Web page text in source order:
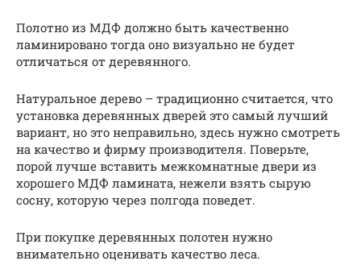
Полотно из МДФ должно быть качественно
ламинировано тогда оно визуально не будет
отличаться от деревянного.
Натуральное дерево – традиционно считается, что
установка деревянных дверей это самый лучший
вариант, но это неправильно, здесь нужно смотреть
на качество и фирму производителя. Поверьте,
порой лучше вставить межкомнатные двери из
хорошего МДФ ламината, нежели взять сырую
сосну, которую через полгода поведет.
При покупке деревянных полотен нужно
внимательно оценивать качество леса.